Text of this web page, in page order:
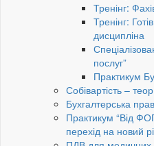
Тренінг:
Тренінг:
дисципліна
послуг”
Практикум
Собівартість –
Бухгалтерська
Практикум “Від
перехід на новий